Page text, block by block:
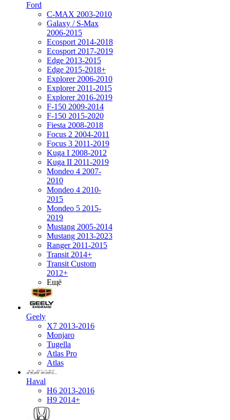
Ford
C-MAX 2003-2010
Galaxy / S-Max
2006-2015
Ecosport 2014-2018
Ecosport 2017-2019
Edge 2013-2015
Edge 2015-2018+
Explorer 2006-2010
Explorer 2011-2015
Explorer 2016-2019
F-150 2009-2014
F-150 2015-2020
Fiesta 2008-2018
Focus 2 2004-2011
Focus 3 2011-2019
Kuga I 2008-2012
Kuga II 2011-2019
Mondeo 4 2007-
2010
Mondeo 4 2010-
2015
Mondeo 5 2015-
2019
Mustang 2005-2014
Mustang 2013-2023
Ranger 2011-2015
Transit 2014+
Transit Custom
2012+
Ещё
Geely
X7 2013-2016
Monjaro
Tugella
Atlas Pro
Atlas
Haval
H6 2013-2016
H9 2014+